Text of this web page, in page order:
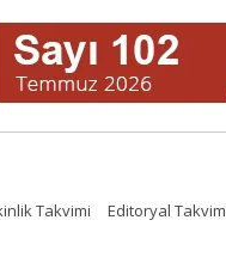
Takvimi Editoryal Takvim